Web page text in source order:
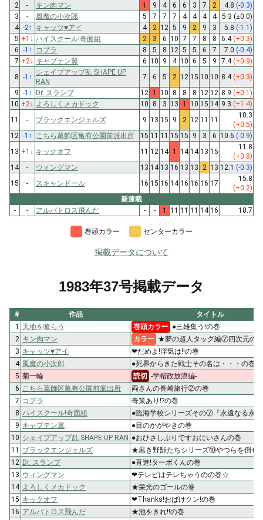
2
- キン肉マン 1 9 4 6 6 3 7 2 4.8 (-0.3)
3
- 風魔の小次郎 5 7 7 7 4 4 4 4 5.3 (±0.0)
4 -2↑ キャッツ♥アイ 4 2 12 5 9 2 9 3 5.8 (-1.1)
5 +1 ↓ ハイスクール!奇面組 2 3 6 10 7 7 8 8 6.4(+0.3)
6 -1 ↑ コブラ 8 5 8 12 5 5 6 7 7.0 (-0.4)
7 +2↓ キャプテン翼 6 10 9 4 10 6 5 9 7.4(+0.9)
8 -1 ↑
シェイプアップ乱 SHAPE UP
RAN
7 6 5 2 12 15 10 10 8.4(+0.3)
9 -1 ↑ Dr. スランプ 12 1 10 8 8 8 12 12 8.9 (+0.1)
10 +2↓ よろしくメカドック 10 8 3 13 1 10 15 14 9.3 (+1.4)
11
- ブラックエンジェルズ 9 13 15 9 2 12 11 11
10.3
(+0.5)
12 -1 ↑ こちら葛飾区亀有公園前派出所 15 11 11 15 15 9 3 6 10.6 (-0.9)
13 +1 ↓ キックオフ 11 12 14 1 14 14 13 15
11.8
(+0.8)
14
- ウィングマン 13 14 13 16 13 13 2 13 12.1 (-0.3)
15
- スキャンドール 16 15 16 14 16 16 16 17
15.8
(+0.2)
新連載
-
- アルバトロス飛んだ - - 1 11 11 11 14 16 10.7
巻頭カラー センターカラー
掲載データについて
1983年37号掲載データ
# 作品
タイトル
1
天地を喰らう 巻頭カラー ●三雄集う!の巻
2 キン肉マン カラー ★夢の超人タッグ編⑦四次元の
3 キャッツ♥アイ
❤だめよ!浮気は!!の巻
4 風魔の小次郎
●死界からきた戦士その名は・・・の巻
5 菊一輪 読切 -学帽政放浪編-
6
こちら葛飾区亀有公園前派出所
両さんの長崎旅行②の巻
7 コブラ
奇策あり!?の巻
8 ハイスクール!奇面組
●臨海学校シリーズその⑦『永遠なる永
9 キャプテン翼
●目のかがやきの巻
10 シェイプアップ乱 SHAPE UP RAN ●おひさしぶりですおにいさんの巻
11
ブラックエンジェルズ
★黒き野獣たちシリーズ⑩やつらを倒せ!
12 Dr. スランプ
●直進!ターボくんの巻
13 ウィングマン
❤テレビはテレちゃうのの巻☆
14 よろしくメカドック
★栄光のゴールの巻
15 キックオフ
❤Thanks!おばけクン!の巻
16 アルバトロス飛んだ
★池をきれ!!の巻